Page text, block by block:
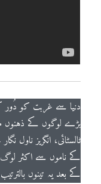
دنیا سے غربت کو دُور
بڑے لوگوں کے ذہنوں
ٹالسٹائی، انگریز
کے ناموں سے اکثر لوگ
کے بعد یہ تینوں